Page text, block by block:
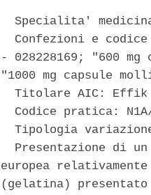
Specialita'
Confezioni e
- 028228169; "600
"1000 mg capsule
Titolare AIC:
Codice pratica:
Tipologia
Presentazione di
europea
(gelatina) presentato